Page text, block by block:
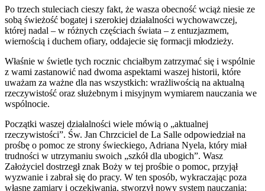
Po trzech stuleciach cieszy fakt, że wasza obecność wciąż niesie ze
sobą świeżość bogatej i szerokiej działalności wychowawczej,
której nadal – w różnych częściach świata – z entuzjazmem,
wiernością i duchem ofiary, oddajecie się formacji młodzieży.
Właśnie w świetle tych rocznic chciałbym zatrzymać się i wspólnie
z wami zastanowić nad dwoma aspektami waszej historii, które
uważam za ważne dla nas wszystkich: wrażliwością na aktualną
rzeczywistość oraz służebnym i misyjnym wymiarem nauczania we
wspólnocie.
Początki waszej działalności wiele mówią o „aktualnej
rzeczywistości”. Św. Jan Chrzciciel de La Salle odpowiedział na
prośbę o pomoc ze strony świeckiego, Adriana Nyela, który miał
trudności w utrzymaniu swoich „szkół dla ubogich”. Wasz
Założyciel dostrzegł znak Boży w tej prośbie o pomoc, przyjął
wyzwanie i zabrał się do pracy. W ten sposób, wykraczając poza
własne zamiary i oczekiwania, stworzył nowy system nauczania: